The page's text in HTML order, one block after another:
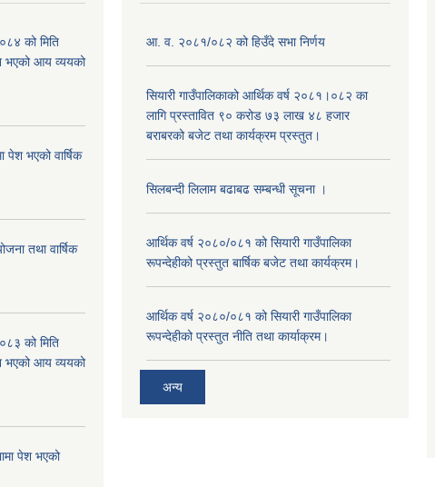
को मिति
भएको आय व्ययको
भएको वार्षिक
तथा वार्षिक
को मिति
भएको आय व्ययको
पेश भएको
आ. व. २०८१/०८२ को हिउँदे सभा निर्णय
सियारी गाउँपालिकाको आर्थिक वर्ष २०८१।०८२ का
लागि प्रस्तावित ९० करोड ७३ लाख ४८ हजार
बराबरको बजेट तथा कार्यक्रम प्रस्तुत।
सिलबन्दी लिलाम बढाबढ सम्बन्धी सूचना ।
आर्थिक वर्ष २०८०/०८१ को सियारी गाउँपालिका
रूपन्देहीको प्रस्तुत बार्षिक बजेट तथा कार्यक्रम।
आर्थिक वर्ष २०८०/०८१ को सियारी गाउँपालिका
रूपन्देहीको प्रस्तुत नीति तथा कार्याक्रम।
अन्य